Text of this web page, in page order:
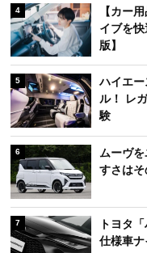
4
【カー
イブを
版】
5
ハイエ
ル！ レ
験
6
ムーヴ
すさは
7
トヨタ
仕様車